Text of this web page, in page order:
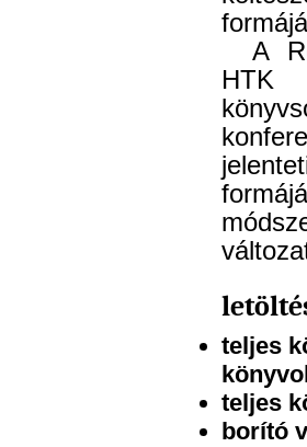
A
HTK
teljes
teljes
borító